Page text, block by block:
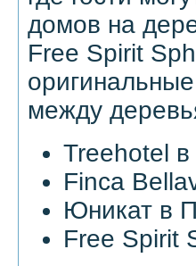
домов на
Free Spirit
между
Treehotel
Finca
Юникат в
Free Spirit